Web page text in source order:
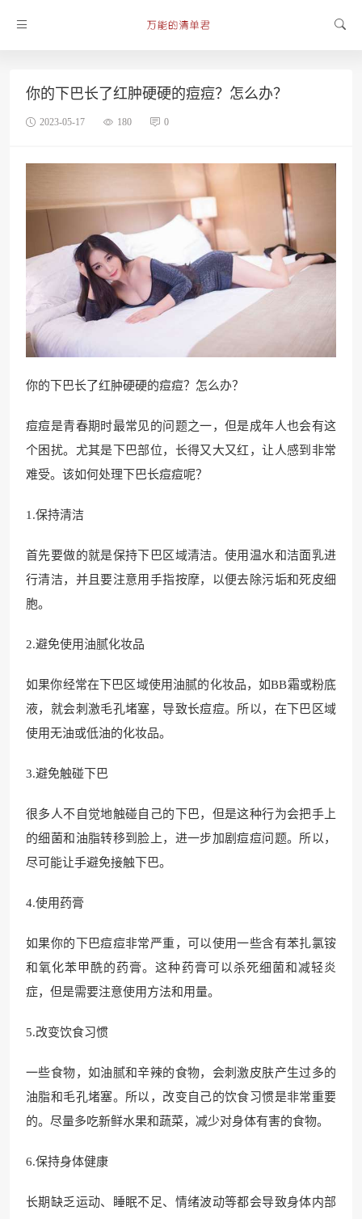
你的下巴长了红肿硬硬的痘痘？怎么办？
2023-05-17 180 0
你的下巴长了红肿硬硬的痘痘？怎么办？
痘痘是青春期时最常见的问题之一，但是成年人也会有这
个困扰。尤其是下巴部位，长得又大又红，让人感到非常
难受。该如何处理下巴长痘痘呢？
1.保持清洁
首先要做的就是保持下巴区域清洁。使用温水和洁面乳进
行清洁，并且要注意用手指按摩，以便去除污垢和死皮细
胞。
2.避免使用油腻化妆品
如果你经常在下巴区域使用油腻的化妆品，如BB霜或粉底
液，就会刺激毛孔堵塞，导致长痘痘。所以，在下巴区域
使用无油或低油的化妆品。
3.避免触碰下巴
很多人不自觉地触碰自己的下巴，但是这种行为会把手上
的细菌和油脂转移到脸上，进一步加剧痘痘问题。所以，
尽可能让手避免接触下巴。
4.使用药膏
如果你的下巴痘痘非常严重，可以使用一些含有苯扎氯铵
和氧化苯甲酰的药膏。这种药膏可以杀死细菌和减轻炎
症，但是需要注意使用方法和用量。
5.改变饮食习惯
一些食物，如油腻和辛辣的食物，会刺激皮肤产生过多的
油脂和毛孔堵塞。所以，改变自己的饮食习惯是非常重要
的。尽量多吃新鲜水果和蔬菜，减少对身体有害的食物。
6.保持身体健康
长期缺乏运动、睡眠不足、情绪波动等都会导致身体内部